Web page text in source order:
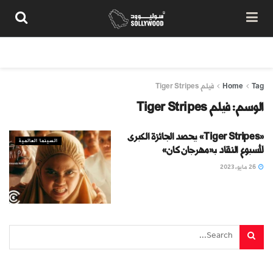
Home Tag فيلم Tiger Stripes
الوسم:فيلم Tiger Stripes
السينما العالمية
«Tiger Stripes» يحصد الجائزة الكبرى
لأسبوع النقاد بـ«مهرجان كان»